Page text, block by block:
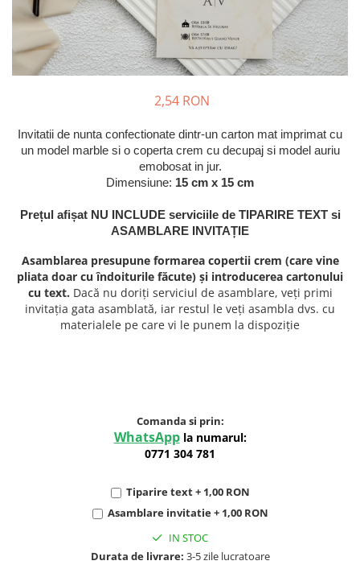
Meniuri & nr de BOTEZ
Plicuri si cartoane pentru INVITATII
TAVA pentru MOT
Baloane & decoratiuni BOTEZ
Trusouri & Lumanari Botez
Pahare Miri & Nasi
Cocarde nunta
Inmormatare/pomana
2,54 RON
Invitatii de nunta confectionate dintr-un carton mat imprimat cu
un model marble si o coperta crem cu decupaj si model auriu
emobosat in jur.
Dimensiune: 15 cm x 15 cm
Prețul afișat NU INCLUDE serviciile de TIPARIRE TEXT si
ASAMBLARE INVITAȚIE
Asamblarea presupune formarea copertii crem (care vine
pliata doar cu îndoiturile făcute) și introducerea cartonului
cu text. Dacă nu doriți serviciul de asamblare, veți primi
invitația gata asamblată, iar restul le veți asambla dvs. cu
materialele pe care vi le punem la dispoziție
Comanda si prin:
WhatsApp la numarul:
0771 304 781
Tiparire text + 1,00 RON
Asamblare invitatie + 1,00 RON
IN STOC
Durata de livrare: 3-5 zile lucratoare